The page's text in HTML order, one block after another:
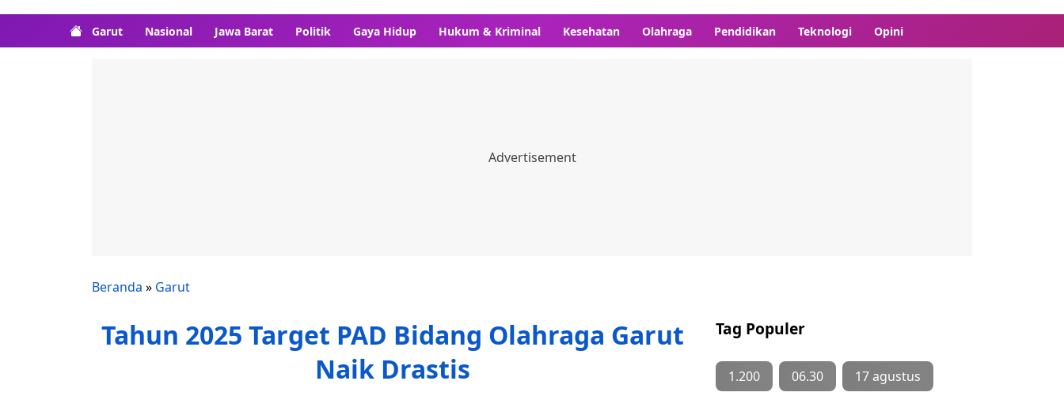
Garut Nasional Jawa Barat Politik Gaya Hidup Hukum & Kriminal Kesehatan Olahraga Pendidikan Teknologi Opini
Beranda » Garut
Tahun 2025 Target PAD Bidang Olahraga Garut
Naik Drastis
Tag Populer
1.200 06.30 17 agustus